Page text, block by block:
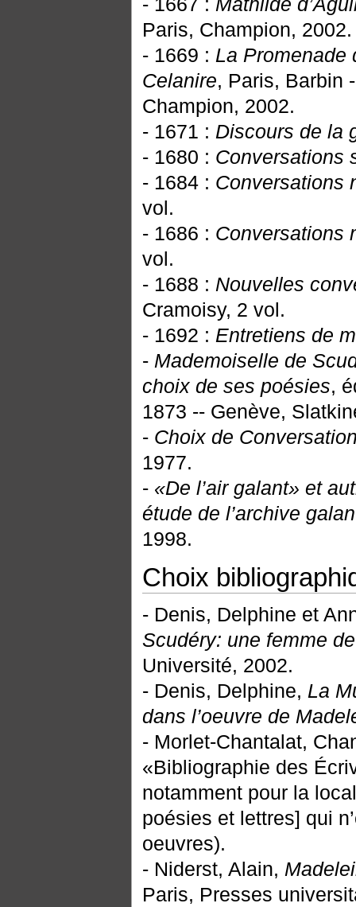
- 1667 : Mathilde
Paris, Champion, 2002.
- 1669 : La Promenade
Celanire, Paris, Barbin
Champion, 2002.
- 1671 : Discours de la
- 1680 : Conversations
- 1684 : Conversations
vol.
- 1686 : Conversations
vol.
- 1688 : Nouvelles
Cramoisy, 2 vol.
- 1692 : Entretiens de
- Mademoiselle de
choix de ses poésies,
1873 -- Genève,
- Choix de
1977.
- «De l’air galant» et
étude de l’archive
1998.
Choix
- Denis, Delphine et
Scudéry: une femme
Université, 2002.
- Denis, Delphine, La
dans l’oeuvre de
- Morlet-Chantalat,
«Bibliographie des
notamment pour la
poésies et lettres] qui
oeuvres).
- Niderst, Alain,
Paris, Presses